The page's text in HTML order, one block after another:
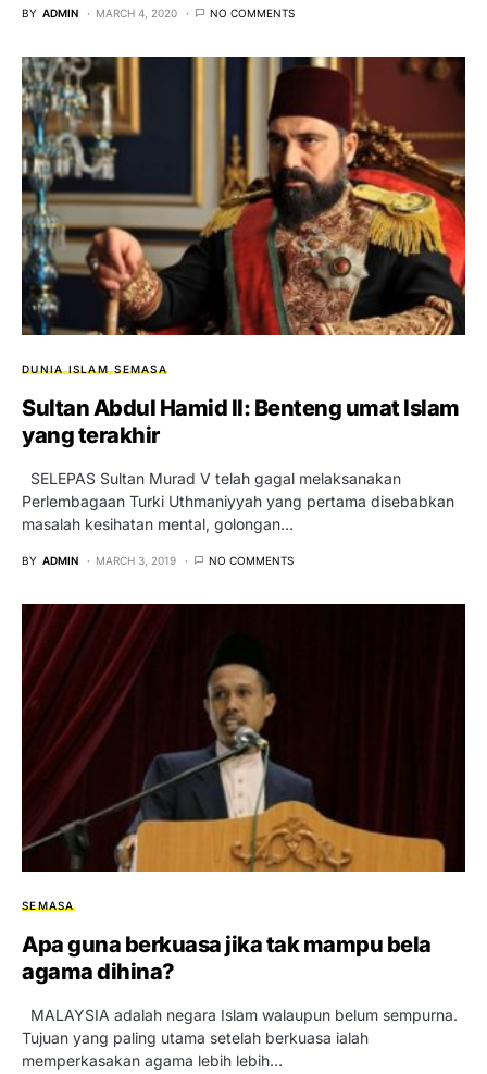
BY ADMIN MARCH 4, 2020 NO COMMENTS
DUNIA ISLAM SEMASA
Sultan Abdul Hamid II: Benteng umat Islam
yang terakhir
SELEPAS Sultan Murad V telah gagal melaksanakan
Perlembagaan Turki Uthmaniyyah yang pertama disebabkan
masalah kesihatan mental, golongan…
BY ADMIN MARCH 3, 2019 NO COMMENTS
SEMASA
Apa guna berkuasa jika tak mampu bela
agama dihina?
MALAYSIA adalah negara Islam walaupun belum sempurna.
Tujuan yang paling utama setelah berkuasa ialah
memperkasakan agama lebih lebih…